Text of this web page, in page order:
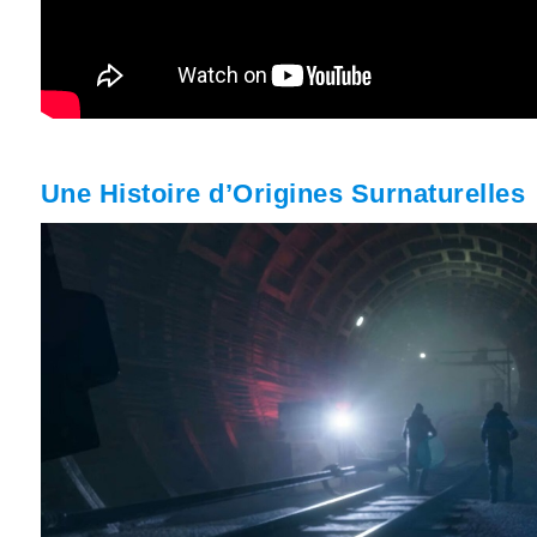
Une Histoire d’Origines Surnaturelles